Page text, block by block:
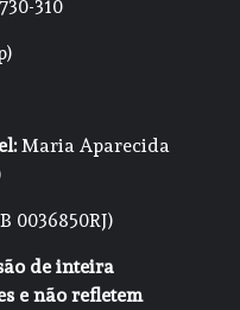
310
Maria Aparecida
0036850RJ)
de inteira
e não refletem